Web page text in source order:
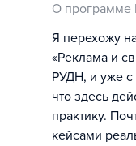
О программе
Я перехожу
«Реклама и
РУДН, и уже с
что здесь
практику.
кейсами